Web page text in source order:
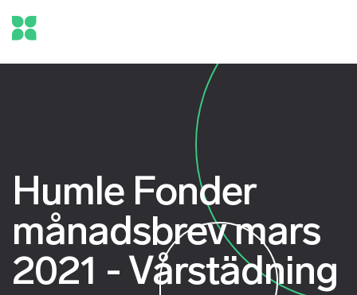
Humle Fonder
månadsbrev mars
2021 - Vårstädning